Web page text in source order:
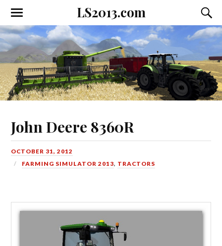
LS2013.com
Toggle
the
mobile
menu
the
field
John Deere 8360R
OCTOBER 31, 2012
FARMING SIMULATOR 2013, TRACTORS